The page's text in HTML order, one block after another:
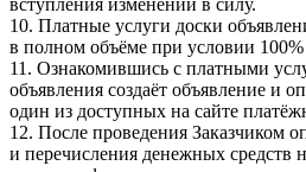
10. Платные услуги доски
в полном объёме при условии
11. Ознакомившись с платными
объявления создаёт объявление и
один из доступных на сайте
12. После проведения Заказчиком
и перечисления денежных средств